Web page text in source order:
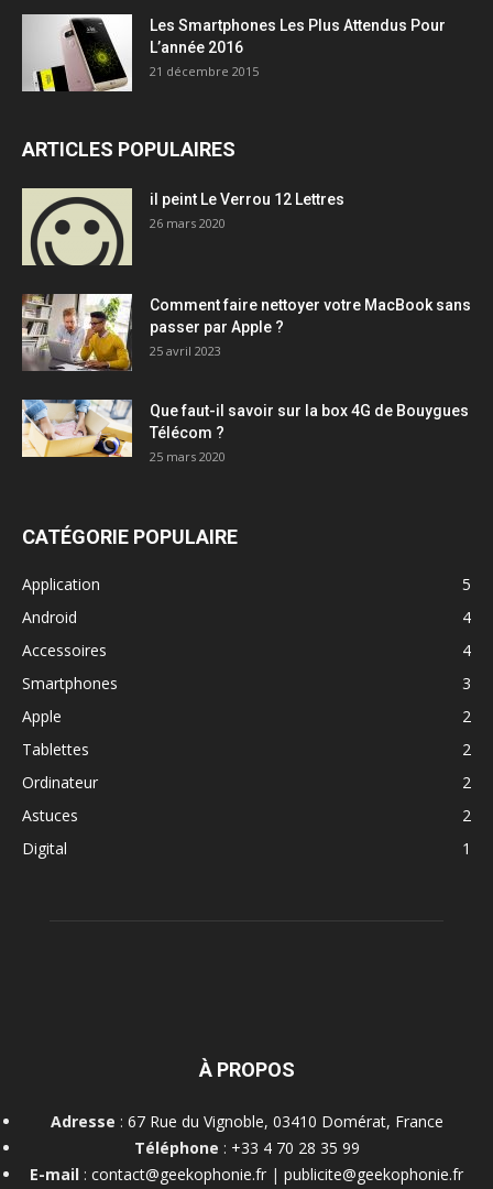
Les Smartphones Les Plus Attendus Pour
L’année 2016
21 décembre 2015
ARTICLES POPULAIRES
il peint Le Verrou 12 Lettres
26 mars 2020
Comment faire nettoyer votre MacBook sans
passer par Apple ?
25 avril 2023
Que faut-il savoir sur la box 4G de Bouygues
Télécom ?
25 mars 2020
CATÉGORIE POPULAIRE
Application
5
Android
4
Accessoires
4
Smartphones
3
Apple
2
Tablettes
2
Ordinateur
2
Astuces
2
Digital
1
À PROPOS
Adresse : 67 Rue du Vignoble, 03410 Domérat, France
Téléphone : +33 4 70 28 35 99
E-mail : contact@geekophonie.fr | publicite@geekophonie.fr